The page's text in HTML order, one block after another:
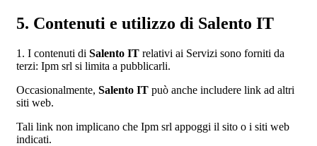
5. Contenuti e utilizzo di Salento IT
1. I contenuti di Salento IT relativi ai Servizi sono forniti da
terzi: Ipm srl si limita a pubblicarli.
Occasionalmente, Salento IT può anche includere link ad altri
siti web.
Tali link non implicano che Ipm srl appoggi il sito o i siti web
indicati.